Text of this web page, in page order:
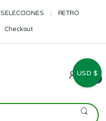
SELECCIONES RETRO
Checkout
0
USD $